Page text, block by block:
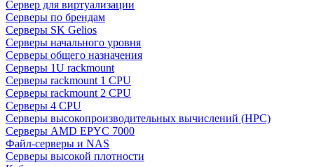
Сервер для виртуализации
Серверы по брендам
Серверы SK Gelios
Серверы начального уровня
Серверы общего назначения
Серверы 1U rackmount
Серверы rackmount 1 CPU
Серверы rackmount 2 CPU
Серверы 4 CPU
Серверы высокопроизводительных вычислений (HPC)
Серверы AMD EPYC 7000
Файл-серверы и NAS
Серверы высокой плотности